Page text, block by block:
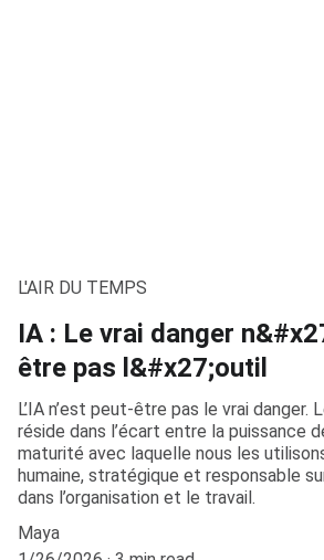
L'AIR DU TEMPS
IA : Le vrai danger
être pas l&#x27;outil
L’IA n’est peut-être pas le vrai danger.
réside dans l’écart entre la puissance
maturité avec laquelle nous les
humaine, stratégique et responsable
dans l’organisation et le travail.
Maya